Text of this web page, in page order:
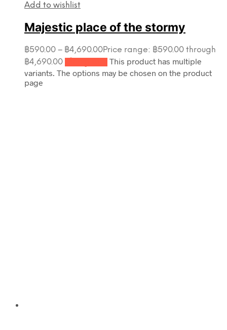
Add to wishlist
Majestic place of the stormy
฿590.00 – ฿4,690.00Price range: ฿590.00 through
฿4,690.00
This product has multiple
variants. The options may be chosen on the product
page